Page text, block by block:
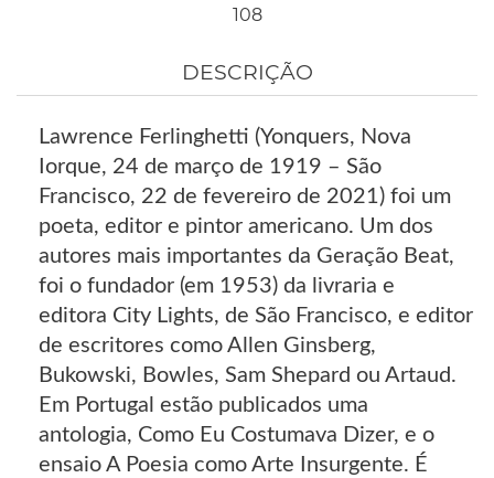
108
DESCRIÇÃO
Lawrence Ferlinghetti (Yonquers, Nova
Iorque, 24 de março de 1919 – São
Francisco, 22 de fevereiro de 2021) foi um
poeta, editor e pintor americano. Um dos
autores mais importantes da Geração Beat,
foi o fundador (em 1953) da livraria e
editora City Lights, de São Francisco, e editor
de escritores como Allen Ginsberg,
Bukowski, Bowles, Sam Shepard ou Artaud.
Em Portugal estão publicados uma
antologia, Como Eu Costumava Dizer, e o
ensaio A Poesia como Arte Insurgente. É